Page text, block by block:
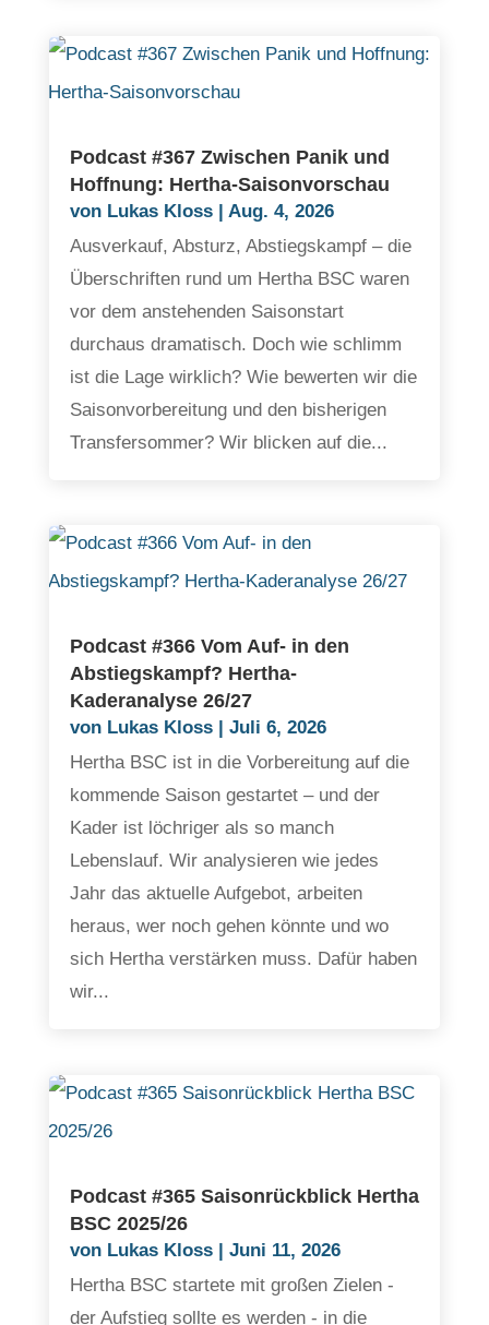
Podcast #367 Zwischen Panik und
Hoffnung: Hertha-Saisonvorschau
von Lukas Kloss| Aug. 4, 2026
Ausverkauf, Absturz, Abstiegskampf – die
Überschriften rund um Hertha BSC waren
vor dem anstehenden Saisonstart
durchaus dramatisch. Doch wie schlimm
ist die Lage wirklich? Wie bewerten wir die
Saisonvorbereitung und den bisherigen
Transfersommer? Wir blicken auf die...
Podcast #366 Vom Auf- in den
Abstiegskampf? Hertha-
Kaderanalyse 26/27
von Lukas Kloss| Juli 6, 2026
Hertha BSC ist in die Vorbereitung auf die
kommende Saison gestartet – und der
Kader ist löchriger als so manch
Lebenslauf. Wir analysieren wie jedes
Jahr das aktuelle Aufgebot, arbeiten
heraus, wer noch gehen könnte und wo
sich Hertha verstärken muss. Dafür haben
wir...
Podcast #365 Saisonrückblick Hertha
BSC 2025/26
von Lukas Kloss| Juni 11, 2026
Hertha BSC startete mit großen Zielen -
der Aufstieg sollte es werden - in die